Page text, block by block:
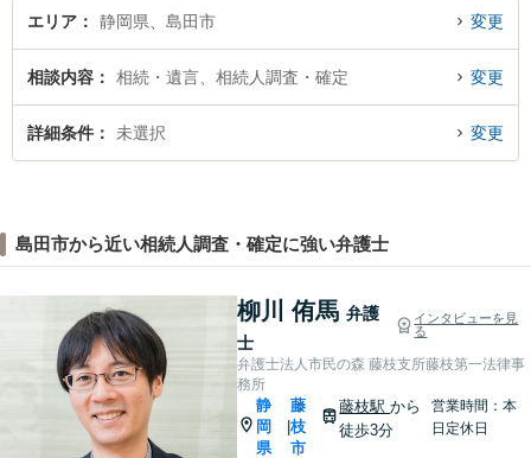
エリア 静岡県、島田市 変更
相談内容 相続・遺言、相続人調査・確定 変更
詳細条件 未選択 変更
島田市から近い相続人調査・確定に強い弁護士
柳川 侑馬 弁護
士
インタビューを見
る
弁護士法人市民の森 藤枝支所藤枝第一法律事
務所
静
岡
県
藤
枝
市
藤枝駅から
徒歩3分
営業時間：本
日定休日